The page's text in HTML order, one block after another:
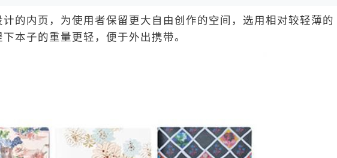
内页，为使用者保留更大自由创作的空间，选用相对较轻薄的
本子的重量更轻，便于外出携带。